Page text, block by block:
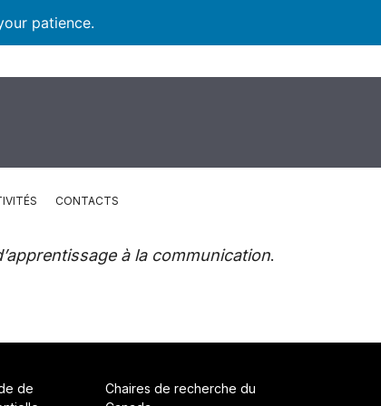
patience.
CONTACTS
à la communication.
de
Chaires de recherche du